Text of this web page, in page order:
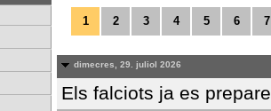
1 2 3 4 5 6 7
dimecres, 29. juliol 2026
Els falciots ja es